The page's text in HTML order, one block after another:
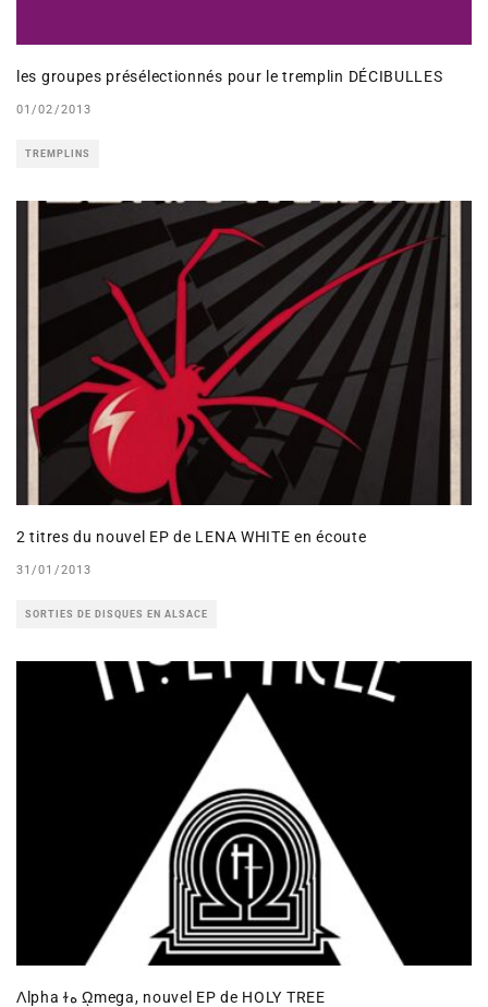
les groupes présélectionnés pour le tremplin DÉCIBULLES
01/02/2013
TREMPLINS
2 titres du nouvel EP de LENA WHITE en écoute
31/01/2013
SORTIES DE DISQUES EN ALSACE
Ʌlpha ɫه ῼmega, nouvel EP de HOLY TREE